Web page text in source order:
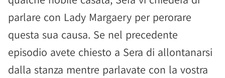
parlare con Lady Margaery per perorare
questa sua causa. Se nel precedente
episodio avete chiesto a Sera di allontanarsi
dalla stanza mentre parlavate con la vostra